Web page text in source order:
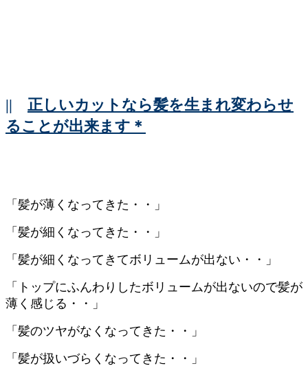
|| 正しいカットなら髪を生まれ変わらせ
ることが出来ます＊
「髪が薄くなってきた・・」
「髪が細くなってきた・・」
「髪が細くなってきてボリュームが出ない・・」
「トップにふんわりしたボリュームが出ないので髪が
薄く感じる・・」
「髪のツヤがなくなってきた・・」
「髪が扱いづらくなってきた・・」